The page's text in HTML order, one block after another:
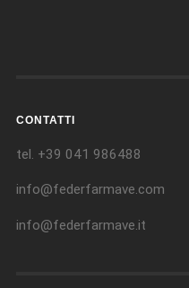
CONTATTI
tel. +39 041 986488
info@federfarmave.com
info@federfarmave.it